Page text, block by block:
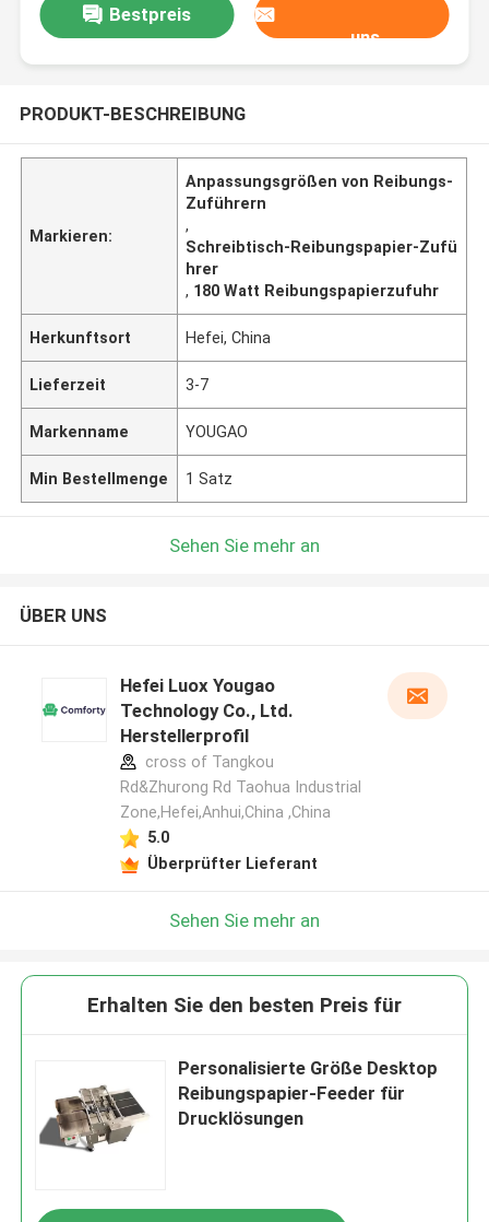
Bestpreis
uns
PRODUKT-BESCHREIBUNG
Markieren:
Anpassungsgrößen von Reibungs-
Zuführern
,
Schreibtisch-Reibungspapier-Zufü
hrer
, 180 Watt Reibungspapierzufuhr
Herkunftsort Hefei, China
Lieferzeit 3-7
Markenname YOUGAO
Min Bestellmenge 1 Satz
Sehen Sie mehr an
ÜBER UNS
Hefei Luox Yougao
Technology Co., Ltd.
Herstellerprofil
cross of Tangkou
Rd&Zhurong Rd Taohua Industrial
Zone,Hefei,Anhui,China ,China
5.0
Überprüfter Lieferant
Sehen Sie mehr an
Erhalten Sie den besten Preis für
Personalisierte Größe Desktop
Reibungspapier-Feeder für
Drucklösungen